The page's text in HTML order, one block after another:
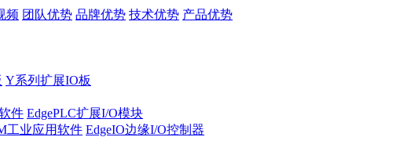
频 团队优势 品牌优势 技术优势 产品优势
Y系列扩展IO板
件 EdgePLC扩展I/O模块
工业应用软件 EdgeIO边缘I/O控制器